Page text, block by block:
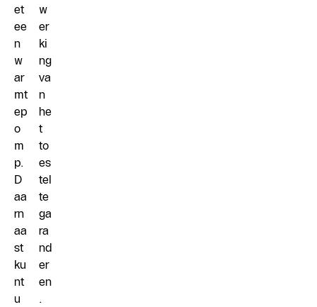
et
ee
n
w
ar
mt
ep
o
m
p.
D
aa
rn
aa
st
ku
nt
u
w
er
ki
ng
va
n
he
t
to
es
tel
te
ga
ra
nd
er
en
.